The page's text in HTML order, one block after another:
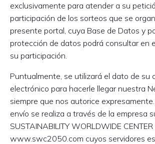
exclusivamente para atender a su
participación de los sorteos que se
presente portal, cuya Base de Datos y
protección de datos podrá consultar en
su participación.
Puntualmente, se utilizará el dato de su
electrónico para hacerle llegar nuestra
siempre que nos autorice
envío se realiza a través de la empresa
SUSTAINABILITY WORLDWIDE
www.swc2050.com cuyos servidores